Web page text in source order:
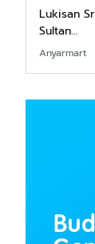
Lukisan
Sultan
Anyarmart